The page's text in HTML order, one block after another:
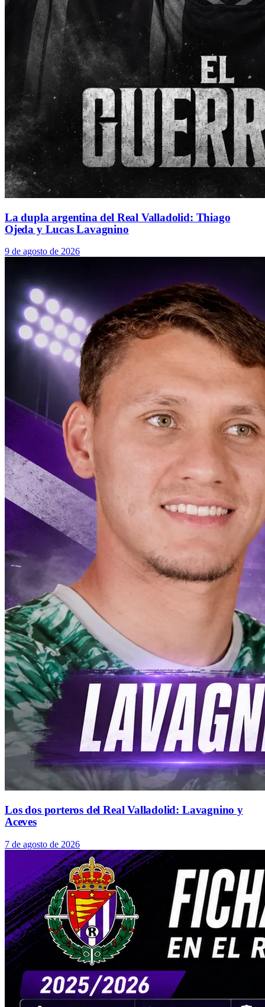
La dupla argentina del Real Valladolid: Thiago
Ojeda y Lucas Lavagnino
9 de agosto de 2026
Los dos porteros del Real Valladolid: Lavagnino y
Aceves
7 de agosto de 2026